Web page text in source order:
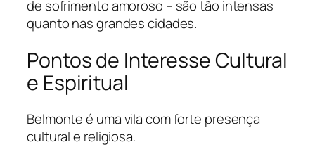
de sofrimento amoroso – são tão intensas
quanto nas grandes cidades.
Pontos de Interesse Cultural
e Espiritual
Belmonte é uma vila com forte presença
cultural e religiosa.